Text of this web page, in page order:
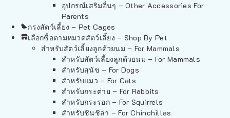
อุปกรณ์เสริมอื่นๆ – Other Accessories For
Parents
กรงสัตว์เลี้ยง – Pet Cages
เลือกซื้อตามหมวดสัตว์เลี้ยง – Shop By Pet
สำหรับสัตว์เลี้ยงลูกด้วยนม – For Mammals
สำหรับสัตว์เลี้ยงลูกด้วยนม – For Mammals
สำหรับสุนัข – For Dogs
สำหรับแมว – For Cats
สำหรับกระต่าย – For Rabbits
สำหรับกระรอก – For Squirrels
สำหรับชินชิล่า – For Chinchillas